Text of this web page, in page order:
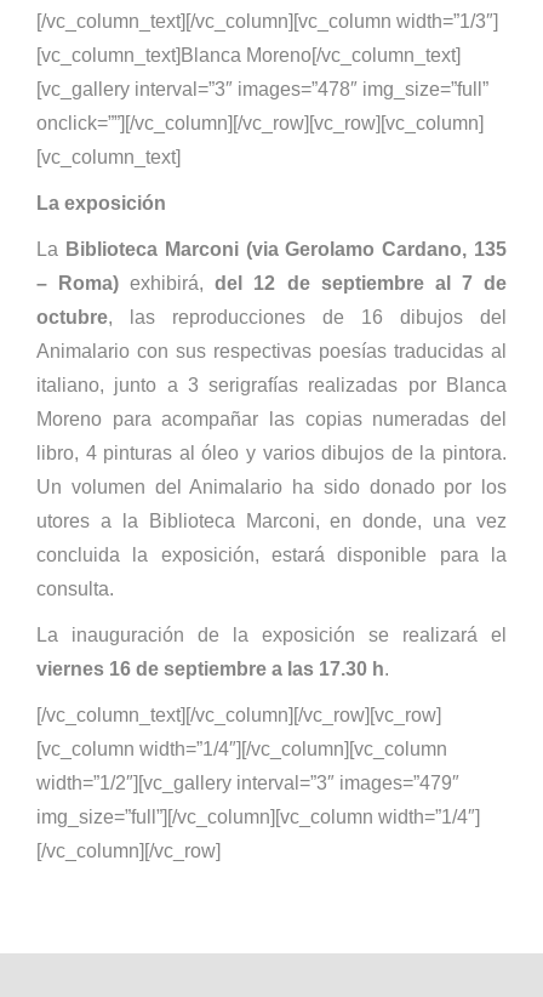
[/vc_column_text][/vc_column][vc_column width=”1/3″]
[vc_column_text]Blanca Moreno[/vc_column_text]
[vc_gallery interval=”3″ images=”478″ img_size=”full”
onclick=””][/vc_column][/vc_row][vc_row][vc_column]
[vc_column_text]
La exposición
La Biblioteca Marconi (via Gerolamo Cardano, 135
– Roma) exhibirá,del 12 de septiembre al 7 de
octubre, las reproducciones de 16 dibujos del
Animalario con sus respectivas poesías traducidas al
italiano, junto a 3 serigrafías realizadas por Blanca
Moreno para acompañar las copias numeradas del
libro, 4 pinturas al óleo y varios dibujos de la pintora.
Un volumen del Animalario ha sido donado por los
utores a la Biblioteca Marconi, en donde, una vez
concluida la exposición, estará disponible para la
consulta.
La inauguración de la exposición se realizará el
viernes 16 de septiembre a las 17.30 h.
[/vc_column_text][/vc_column][/vc_row][vc_row]
[vc_column width=”1/4″][/vc_column][vc_column
width=”1/2″][vc_gallery interval=”3″ images=”479″
img_size=”full”][/vc_column][vc_column width=”1/4″]
[/vc_column][/vc_row]